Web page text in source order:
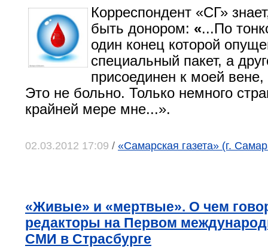
Корреспондент «СГ»
быть донором: «...По
один конец которой
специальный пакет, а
присоединен к моей вене,
Это не больно. Только немного
крайней мере мне...».
02.03.2012 17:09 / «Самарская газета» (г.
«Живые» и «мертвые». О чем
редакторы на Первом
СМИ в Страсбурге